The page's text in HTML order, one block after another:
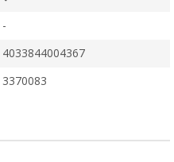
-
4033844004367
3370083